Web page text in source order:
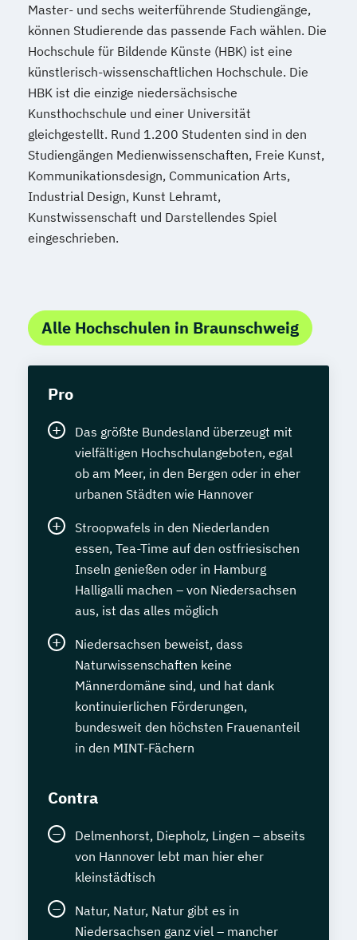
Master- und sechs weiterführende Studiengänge,
können Studierende das passende Fach wählen. Die
Hochschule für Bildende Künste (HBK) ist eine
künstlerisch-wissenschaftlichen Hochschule. Die
HBK ist die einzige niedersächsische
Kunsthochschule und einer Universität
gleichgestellt. Rund 1.200 Studenten sind in den
Studiengängen Medienwissenschaften, Freie Kunst,
Kommunikationsdesign, Communication Arts,
Industrial Design, Kunst Lehramt,
Kunstwissenschaft und Darstellendes Spiel
eingeschrieben.
Alle Hochschulen in Braunschweig
Pro
Das größte Bundesland überzeugt mit
vielfältigen Hochschulangeboten, egal
ob am Meer, in den Bergen oder in eher
urbanen Städten wie Hannover
Stroopwafels in den Niederlanden
essen, Tea-Time auf den ostfriesischen
Inseln genießen oder in Hamburg
Halligalli machen – von Niedersachsen
aus, ist das alles möglich
Niedersachsen beweist, dass
Naturwissenschaften keine
Männerdomäne sind, und hat dank
kontinuierlichen Förderungen,
bundesweit den höchsten Frauenanteil
in den MINT-Fächern
Contra
Delmenhorst, Diepholz, Lingen – abseits
von Hannover lebt man hier eher
kleinstädtisch
Natur, Natur, Natur gibt es in
Niedersachsen ganz viel – mancher